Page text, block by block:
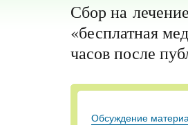
Сбор на
«бесплатная
часов после
Обсуждение